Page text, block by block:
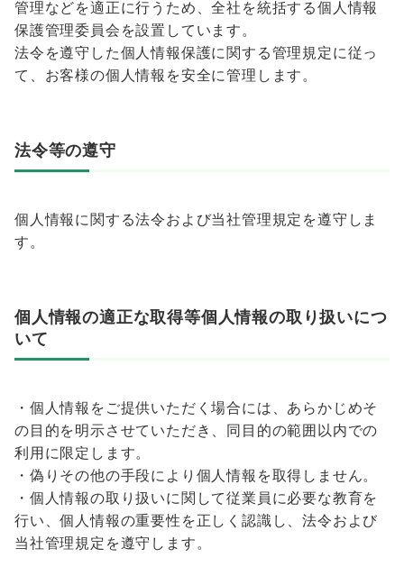
管理などを適正に行うため、全社を統括する個人情報
保護管理委員会を設置しています。
法令を遵守した個人情報保護に関する管理規定に従っ
て、お客様の個人情報を安全に管理します。
法令等の遵守
個人情報に関する法令および当社管理規定を遵守しま
す。
個人情報の適正な取得等個人情報の取り扱いにつ
いて
・個人情報をご提供いただく場合には、あらかじめそ
の目的を明示させていただき、同目的の範囲以内での
利用に限定します。
・偽りその他の手段により個人情報を取得しません。
・個人情報の取り扱いに関して従業員に必要な教育を
行い、個人情報の重要性を正しく認識し、法令および
当社管理規定を遵守します。